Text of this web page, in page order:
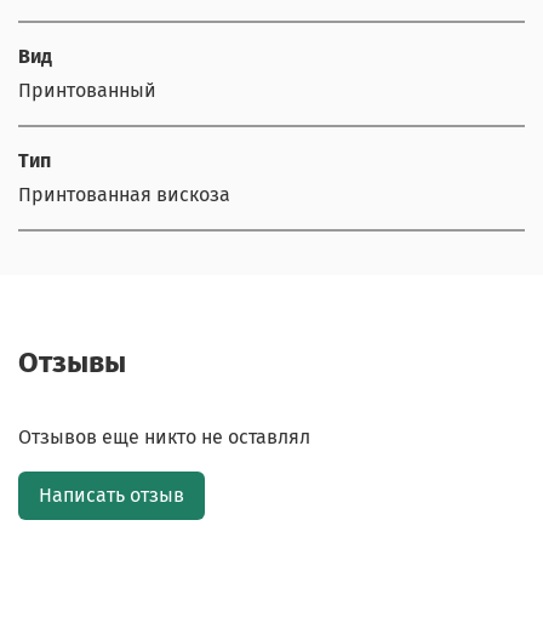
Вид
Принтованный
Тип
Принтованная вискоза
Отзывы
Отзывов еще никто не оставлял
Написать отзыв